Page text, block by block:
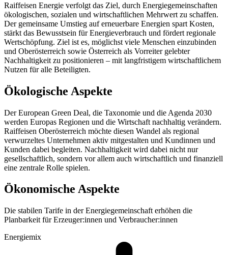
Raiffeisen Energie verfolgt das Ziel, durch Energiegemeinschaften
ökologischen, sozialen und wirtschaftlichen Mehrwert zu schaffen.
Der gemeinsame Umstieg auf erneuerbare Energien spart Kosten,
stärkt das Bewusstsein für Energieverbrauch und fördert regionale
Wertschöpfung. Ziel ist es, möglichst viele Menschen einzubinden
und Oberösterreich sowie Österreich als Vorreiter gelebter
Nachhaltigkeit zu positionieren – mit langfristigem wirtschaftlichem
Nutzen für alle Beteiligten.
Ökologische Aspekte
Der European Green Deal, die Taxonomie und die Agenda 2030
werden Europas Regionen und die Wirtschaft nachhaltig verändern.
Raiffeisen Oberösterreich möchte diesen Wandel als regional
verwurzeltes Unternehmen aktiv mitgestalten und Kundinnen und
Kunden dabei begleiten. Nachhaltigkeit wird dabei nicht nur
gesellschaftlich, sondern vor allem auch wirtschaftlich und finanziell
eine zentrale Rolle spielen.
Ökonomische Aspekte
Die stabilen Tarife in der Energiegemeinschaft erhöhen die
Planbarkeit für Erzeuger:innen und Verbraucher:innen
Energiemix